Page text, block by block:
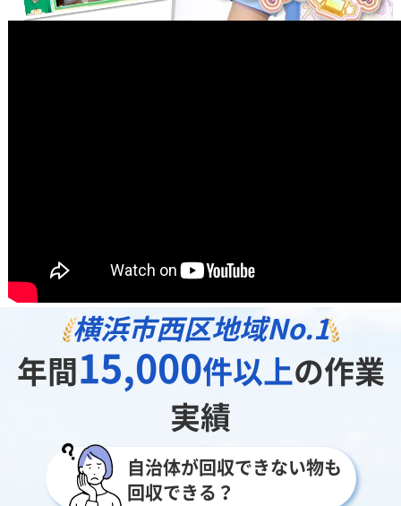
横浜市西区地域No.1
年間15,000件以上の作業
実績
自治体が回収できない物も
回収できる？